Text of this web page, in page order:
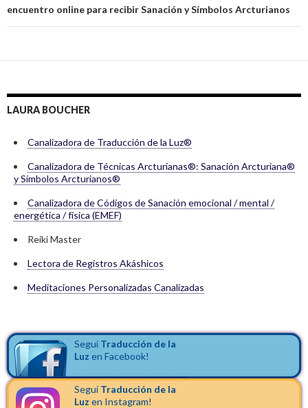
encuentro online para recibir Sanación y Símbolos Arcturianos
LAURA BOUCHER
Canalizadora de Traducción de la Luz®
Canalizadora de Técnicas Arcturianas®: Sanación Arcturiana®
y Símbolos Arcturianos®
Canalizadora de Códigos de Sanación emocional / mental /
energética / física (EMEF)
Reiki Master
Lectora de Registros Akáshicos
Meditaciones Personalizadas Canalizadas
Seguí Traducción de la
Luz en Facebook!
SeguíTraducción de la
Luz en Instagram!